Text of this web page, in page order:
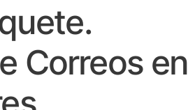
Correos en